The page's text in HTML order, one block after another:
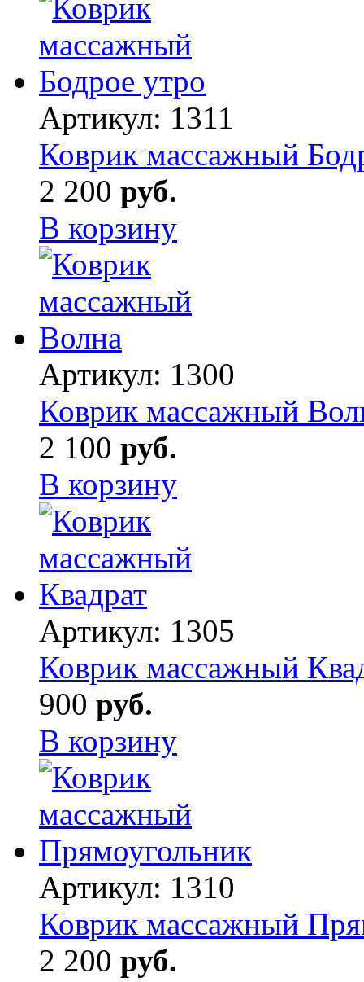
Артикул: 1311
Коврик массажный
2 200 руб.
В корзину
Артикул: 1300
Коврик массажный
2 100 руб.
В корзину
Артикул: 1305
Коврик массажный
900 руб.
В корзину
Артикул: 1310
Коврик массажный
2 200 руб.